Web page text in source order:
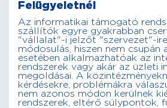
Felügyeletnél
Az informatikai támogató
szállítók egyre gyakrabban
"vállalat"-i jelzőt "szervezet"-
módosulás, hiszen nem csupán
esetében alkalmazhatóak az
rendszerek vagy akár az üzleti
megoldásai. A
kérdésekre, problémákra
nem azonos módon kerülnek
rendszerek, eltérő súlypontok,